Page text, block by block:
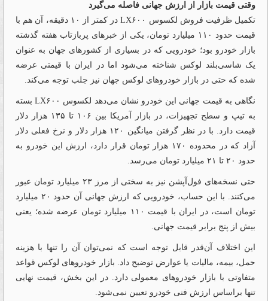
وقتی قیمت بازار از ارزش جهانی فاصله می‌گیرد
تکمیل ظرفیت فروش لکسوس LX۶۰۰ در کمتر از ۱۰ دقیقه، آن هم با
قیمت حدود ۱۱۰ میلیارد تومان، یکی از خبرهای پربازتاب هفته گذشته
بازار خودرو بود؛ خودرویی که در بسیاری از کشورهای جهان به عنوان
یک شاسی‌بلند لوکس شناخته می‌شود اما در ایران با قیمتی عرضه
شده که حتی در بازار خودروهای لوکس جهان نیز جلب توجه می‌کند.
نگاهی به قیمت جهانی این خودرو نشان می‌دهد لکسوس LX۶۰۰ بسته
به تیپ و سطح تجهیزات، در بازار آمریکا بین ۱۰۶ تا ۱۳۵ هزار دلار
قیمت دارد. با در نظر گرفتن میانگین ۱۲۰ هزار دلار و نرخ فعلی دلار
آزاد که در محدوده ۱۷۰ هزار تومان قرار دارد، ارزش این خودرو به
حدود ۲۰ تا ۲۱ میلیارد تومان می‌رسد.
حتی نسخه‌های فول‌آپشن نیز به‌ سختی از مرز ۲۳ میلیارد تومان عبور
می‌کنند. با این حساب، خودرویی که ارزش جهانی آن حدود ۲۰ میلیارد
تومان است، در ایران با قیمت ۱۱۰ میلیارد تومان عرضه شده؛ یعنی
بیش از پنج برابر قیمت جهانی.
این اختلاف آن‌قدر قابل توجه است که نمی‌توان آن را تنها با هزینه
حمل، بیمه، مالیات یا عوارض توضیح داد. بازار خودروهای لوکس قواعد
متفاوتی با بازار خودروهای معمولی دارد. در این بخش، قیمت نهایی
تنها براساس ارزش فنی خودرو تعیین نمی‌شود.